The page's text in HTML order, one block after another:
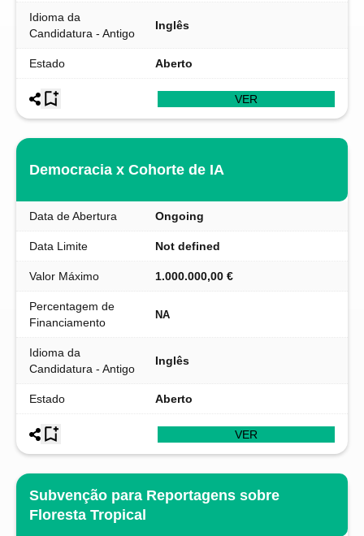
Idioma da
Candidatura - Antigo
Inglês
Estado Aberto
VER
Democracia x Cohorte de IA
Data de Abertura Ongoing
Data Limite Not defined
Valor Máximo 1.000.000,00 €
Percentagem de
Financiamento
NA
Idioma da
Candidatura - Antigo
Inglês
Estado Aberto
VER
Subvenção para Reportagens sobre
Floresta Tropical